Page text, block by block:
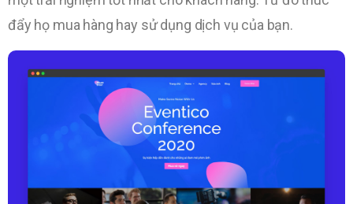
đẩy họ mua hàng hay sử dụng dịch vụ của bạn.